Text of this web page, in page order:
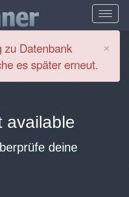
×
zu Datenbank
es später erneut.
available
deine